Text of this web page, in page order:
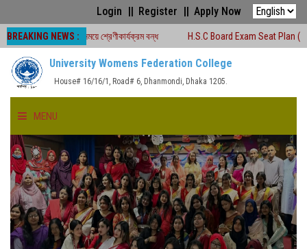
Login Register Apply Now
BREAKING NEWS :
সময়ে শ্রেণীকার্যক্রম বন্ধ H.S.C Board Exam Seat Plan ( TEJGAON
University Womens Federation College
House# 16/16/1, Road# 6, Dhanmondi, Dhaka 1205.
MENU
HOME
ABOUT US
FACULTIES